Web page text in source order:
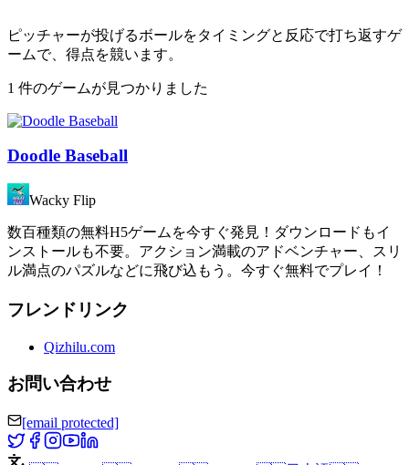
ピッチャーが投げるボールをタイミングと反応で打ち返すゲ
ームで、得点を競います。
1 件のゲームが見つかりました
Doodle Baseball
Wacky Flip
数百種類の無料H5ゲームを今すぐ発見！ダウンロードもイ
ンストールも不要。アクション満載のアドベンチャー、スリ
ル満点のパズルなどに飛び込もう。今すぐ無料でプレイ！
フレンドリンク
Qizhilu.com
お問い合わせ
[email protected]